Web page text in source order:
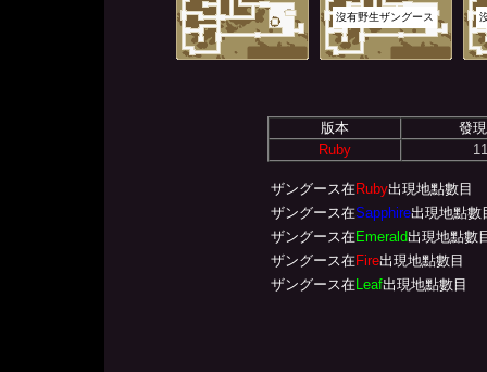
沒有野生ザングース
版本
發
Ruby
ザングース在Ruby出現地點數目
ザングース在Sapphire出現地點數
ザングース在Emerald出現地點數
ザングース在Fire出現地點數目
ザングース在Leaf出現地點數目